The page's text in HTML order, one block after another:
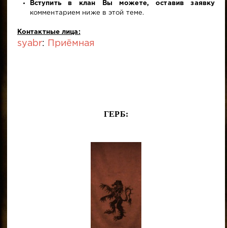
Вступить в клан Вы можете, оставив заявку
комментарием ниже в этой теме.
Контактные лица:
syabr: Приёмная
ГЕРБ: